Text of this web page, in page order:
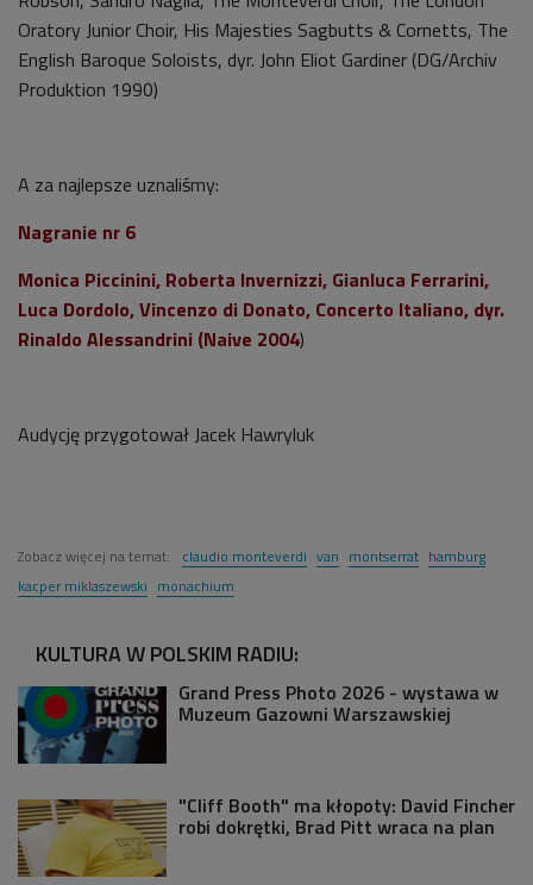
Oratory Junior Choir, His Majesties Sagbutts & Cornetts, The
English Baroque Soloists, dyr. John Eliot Gardiner (DG/Archiv
Produktion 1990)
A za najlepsze uznaliśmy:
Nagranie nr 6
Monica Piccinini, Roberta Invernizzi, Gianluca Ferrarini,
Luca Dordolo, Vincenzo di Donato, Concerto Italiano, dyr.
Rinaldo Alessandrini (Naive 2004)
Audycję przygotował Jacek Hawryluk
Zobacz więcej na temat: claudio monteverdi van montserrat hamburg
kacper miklaszewski monachium
KULTURA W POLSKIM RADIU:
Grand Press Photo 2026 - wystawa w
Muzeum Gazowni Warszawskiej
"Cliff Booth" ma kłopoty: David Fincher
robi dokrętki, Brad Pitt wraca na plan